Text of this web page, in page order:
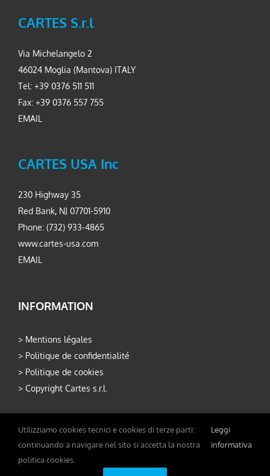
CARTES S.r.l
Via Michelangelo 2
46024 Moglia (Mantova) ITALY
Tel: +39 0376 511 511
Fax: +39 0376 557 755
EMAIL
CARTES USA Inc
230 Highway 35
Red Bank, NJ 07701-5910
Phone: (732) 933-4865
www.cartes-usa.com
EMAIL
INFORMATION
> Mentions légales
> Politique de confidentialité
> Politique de cookies
> Copyright Cartes s.r.l.
Copyright 2026 Cartes S.r.l. - P.IVA 02234310361 - Developed by
Utilizziamo cookies tecnici e cookies di terze parti:
continuando a navigare nel sito si accetta la nostra
politica cookies.
Leggi
informativa